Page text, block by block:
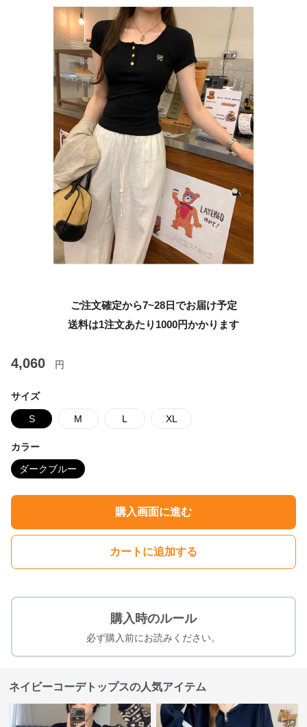
ご注文確定から7~28日でお届け予定
送料は1注文あたり 1000円かかります
4,060 円
サイズ
S M L XL
カラー
ダークブルー
購入画面に進む
カートに追加する
購入時のルール
必ず購入前にお読みください。
ネイビーコーデトップスの人気アイテム